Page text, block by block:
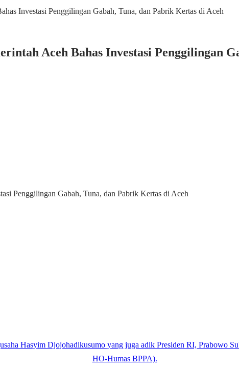
Investasi Penggilingan Gabah, Tuna, dan Pabrik Kertas di Aceh
Aceh Bahas Investasi Penggilingan
Penggilingan Gabah, Tuna, dan Pabrik Kertas di Aceh